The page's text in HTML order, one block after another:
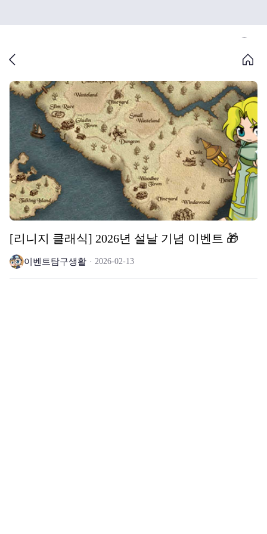
[리니지 클래식] 2026년 설날 기념 이벤트 🎁
이벤트탐구생활 2026-02-13